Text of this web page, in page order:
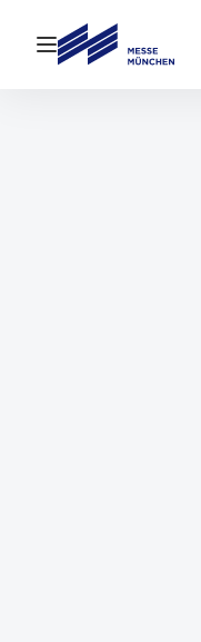
Navigation öffnen